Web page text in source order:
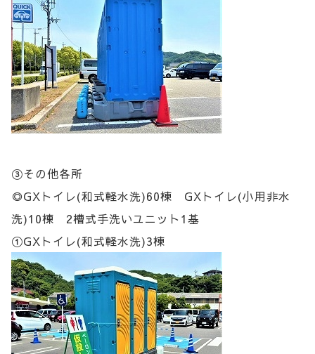
③その他各所
◎GXトイレ(和式軽水洗)60棟 GXトイレ(小用非水
洗)10棟 2槽式手洗いユニット1基
①GXトイレ(和式軽水洗)3棟